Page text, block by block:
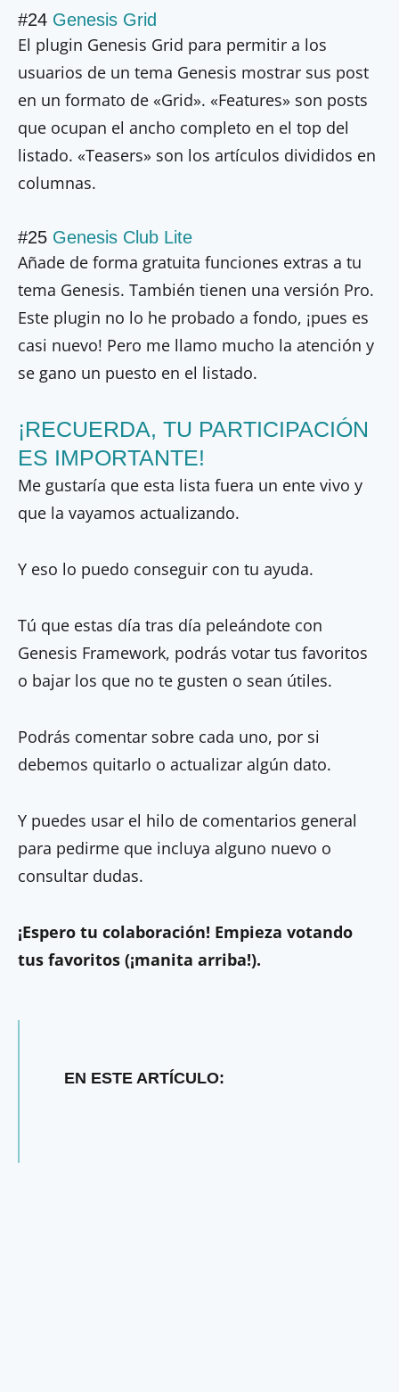
#24 Genesis Grid
El plugin Genesis Grid para permitir a los
usuarios de un tema Genesis mostrar sus post
en un formato de «Grid». «Features» son posts
que ocupan el ancho completo en el top del
listado. «Teasers» son los artículos divididos en
columnas.
#25 Genesis Club Lite
Añade de forma gratuita funciones extras a tu
tema Genesis. También tienen una versión Pro.
Este plugin no lo he probado a fondo, ¡pues es
casi nuevo! Pero me llamo mucho la atención y
se gano un puesto en el listado.
¡RECUERDA, TU PARTICIPACIÓN
ES IMPORTANTE!
Me gustaría que esta lista fuera un ente vivo y
que la vayamos actualizando.
Y eso lo puedo conseguir con tu ayuda.
Tú que estas día tras día peleándote con
Genesis Framework, podrás votar tus favoritos
o bajar los que no te gusten o sean útiles.
Podrás comentar sobre cada uno, por si
debemos quitarlo o actualizar algún dato.
Y puedes usar el hilo de comentarios general
para pedirme que incluya alguno nuevo o
consultar dudas.
¡Espero tu colaboración! Empieza votando
tus favoritos (¡manita arriba!).
EN ESTE ARTÍCULO: